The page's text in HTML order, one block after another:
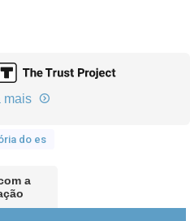
mais
do es
a